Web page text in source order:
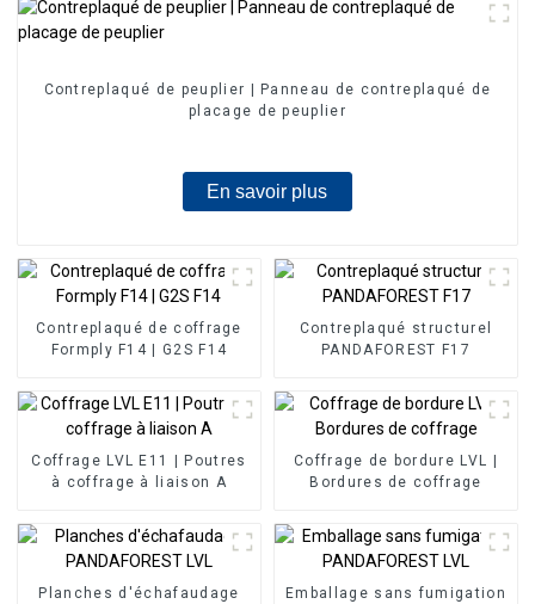
Contreplaqué de peuplier | Panneau de contreplaqué de
placage de peuplier
En savoir plus
Contreplaqué de coffrage
Formply F14 | G2S F14
Contreplaqué structurel
PANDAFOREST F17
Coffrage LVL E11 | Poutres
à coffrage à liaison A
Coffrage de bordure LVL |
Bordures de coffrage
Planches d'échafaudage
Emballage sans fumigation